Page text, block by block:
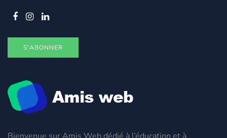
Bienvenue sur Amis Web dédié à l’éducation et à
S'ABONNER